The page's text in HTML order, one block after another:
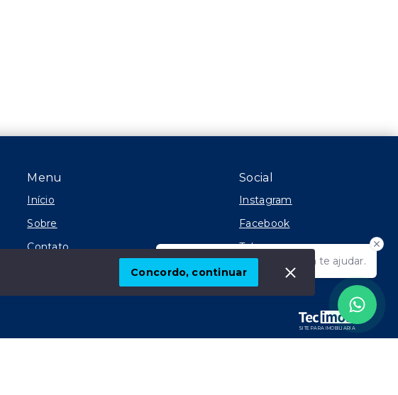
Olá! Estamos disponíveis para te ajudar.
Menu
Início
Sobre
Contato
Social
Instagram
Facebook
Telegram
TikTok
SITE PARA IMOBILIARIA
Concordo, continuar